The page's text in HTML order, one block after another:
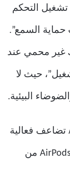
تشغيل التحكم
السمع”.
غير محمي عند
حيث لا
البيئية.
تقول شركة Apple أن AirPods Pro 2 تضاعف فعالية
إلغاء الضوضاء النشط مقارنة بـ AirPods Pro من